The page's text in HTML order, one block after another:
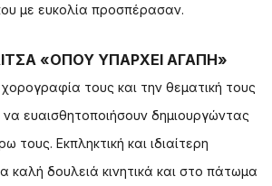
με ευκολία προσπέρασαν.
«ΟΠΟΥ ΥΠΑΡΧΕΙ ΑΓΑΠΗ»
τους και την θεματική τους
να ευαισθητοποιήσουν δημιουργώντας
τους. Εκπληκτική και ιδιαίτερη
καλή δουλειά κινητικά και στο πάτωμα